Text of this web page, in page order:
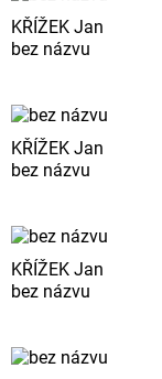
KŘÍŽEK Jan
bez názvu
KŘÍŽEK Jan
bez názvu
KŘÍŽEK Jan
bez názvu